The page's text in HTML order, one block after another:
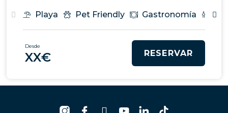
Playa Pet Friendly Gastronomía
Desde
XX€ RESERVAR